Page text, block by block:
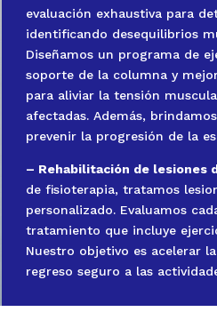
evaluación exhaustiva para
identificando desequilibrios
Diseñamos un programa de
soporte de la columna y
para aliviar la tensión
afectadas. Además,
prevenir la progresión de la
– Rehabilitación de lesiones
de fisioterapia, tratamos
personalizado. Evaluamos
tratamiento que incluye
Nuestro objetivo es acelerar
regreso seguro a las